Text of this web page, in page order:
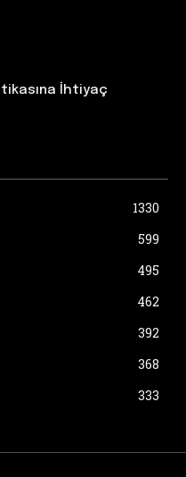
İhtiyaç
1330
599
495
462
392
368
333